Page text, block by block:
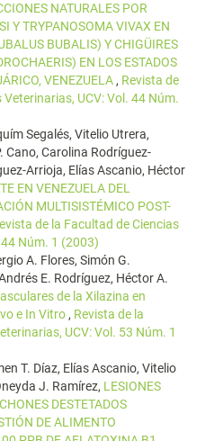
NATURALES POR
Y TRYPANOSOMA VIVAX EN
BUBALIS) Y CHIGÜIRES
EN LOS ESTADOS
VENEZUELA , Revista de
Veterinarias, UCV: Vol. 44 Núm.
Segalés, Vitelio Utrera,
Cano, Carolina Rodríguez-
Arrioja, Elías Ascanio, Héctor
EN VENEZUELA DEL
MULTISISTÉMICO POST-
de la Facultad de Ciencias
Núm. 1 (2003)
A. Flores, Simón G.
E. Rodríguez, Héctor A.
de la Xilazina en
e In Vitro , Revista de la
UCV: Vol. 53 Núm. 1
T. Díaz, Elías Ascanio, Vitelio
J. Ramírez, LESIONES
DESTETADOS
DE ALIMENTO